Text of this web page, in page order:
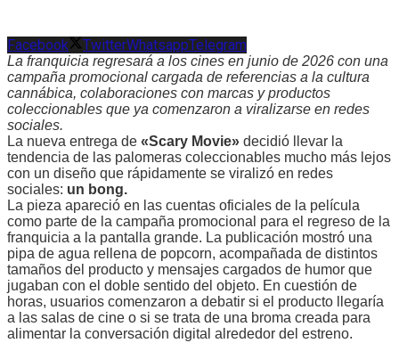
Facebook TwitterWhatsappTelegram
La franquicia regresará a los cines en junio de 2026 con una
campaña promocional cargada de referencias a la cultura
cannábica, colaboraciones con marcas y productos
coleccionables que ya comenzaron a viralizarse en redes
sociales.
La nueva entrega de «Scary Movie» decidió llevar la
tendencia de las palomeras coleccionables mucho más lejos
con un diseño que rápidamente se viralizó en redes
sociales: un bong.
La pieza apareció en las cuentas oficiales de la película
como parte de la campaña promocional para el regreso de la
franquicia a la pantalla grande. La publicación mostró una
pipa de agua rellena de popcorn, acompañada de distintos
tamaños del producto y mensajes cargados de humor que
jugaban con el doble sentido del objeto. En cuestión de
horas, usuarios comenzaron a debatir si el producto llegaría
a las salas de cine o si se trata de una broma creada para
alimentar la conversación digital alrededor del estreno.